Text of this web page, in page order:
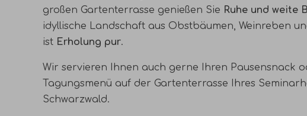
großen Gartenterrasse genießen Sie Ruhe und weite
idyllische Landschaft aus Obstbäumen, Weinreben
ist Erholung pur.
Wir servieren Ihnen auch gerne Ihren Pausensnack
Tagungsmenü auf der Gartenterrasse Ihres
Schwarzwald.